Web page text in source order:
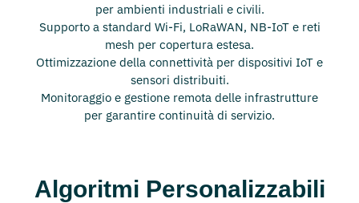
per ambienti industriali e civili.
Supporto a standard Wi-Fi, LoRaWAN, NB-IoT e reti
mesh per copertura estesa.
Ottimizzazione della connettività per dispositivi IoT e
sensori distribuiti.
Monitoraggio e gestione remota delle infrastrutture
per garantire continuità di servizio.
Algoritmi Personalizzabili